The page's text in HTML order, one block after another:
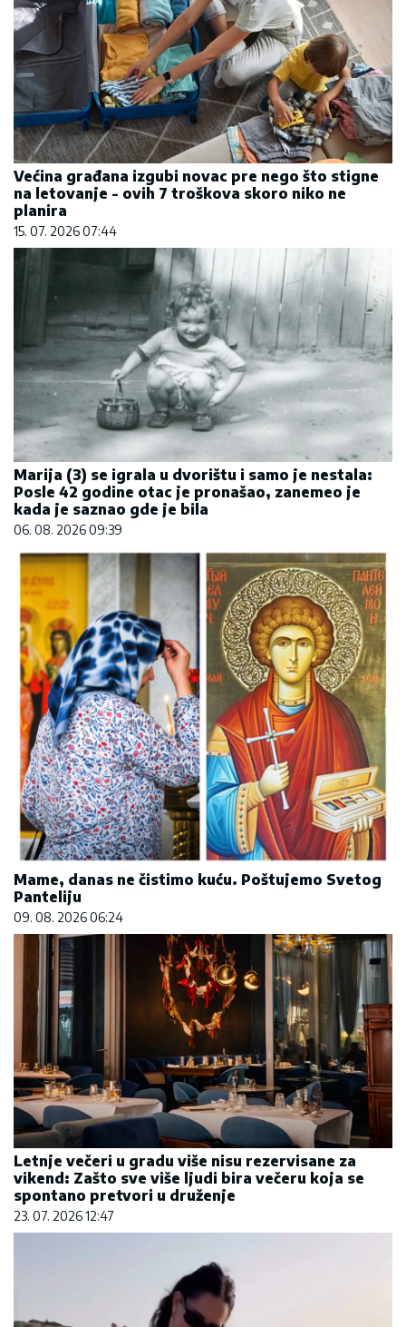
Većina građana izgubi novac pre nego što stigne
na letovanje - ovih 7 troškova skoro niko ne
planira
15. 07. 2026 07:44
Marija (3) se igrala u dvorištu i samo je nestala:
Posle 42 godine otac je pronašao, zanemeo je
kada je saznao gde je bila
06. 08. 2026 09:39
Mame, danas ne čistimo kuću. Poštujemo Svetog
Panteliju
09. 08. 2026 06:24
Letnje večeri u gradu više nisu rezervisane za
vikend: Zašto sve više ljudi bira večeru koja se
spontano pretvori u druženje
23. 07. 2026 12:47